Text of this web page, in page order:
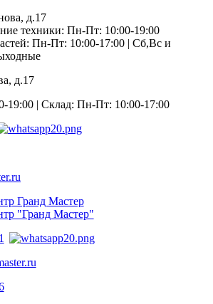
д.17
техники: Пн-Пт: 10:00-19:00
Пн-Пт: 10:00-17:00 | Сб,Вс и
д.17
19:00 | Склад: Пн-Пт: 10:00-17:00